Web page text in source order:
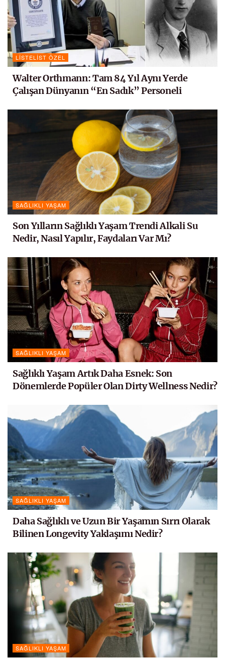
LISTELIST ÖZEL
Walter Orthmann: Tam 84 Yıl Aynı Yerde
Çalışan Dünyanın “En Sadık” Personeli
SAĞLIKLI YAŞAM
Son Yılların Sağlıklı Yaşam Trendi Alkali Su
Nedir, Nasıl Yapılır, Faydaları Var Mı?
SAĞLIKLI YAŞAM
Sağlıklı Yaşam Artık Daha Esnek: Son
Dönemlerde Popüler Olan Dirty Wellness Nedir?
SAĞLIKLI YAŞAM
Daha Sağlıklı ve Uzun Bir Yaşamın Sırrı Olarak
Bilinen Longevity Yaklaşımı Nedir?
SAĞLIKLI YAŞAM